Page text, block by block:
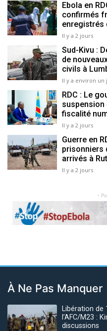
Ebola en
confirmés
enregistrés
Il y a 2 jours
Sud-Kivu :
de
civils à
Il y a environ un
RDC : Le
suspension
fiscalité
Il y a 2 jours
Guerre en
prisonniers
arrivés à
Il y a 2 jours
-
Previous
À Ne Pas Manquer
Libération de
l’AFC/M23 :
discussions